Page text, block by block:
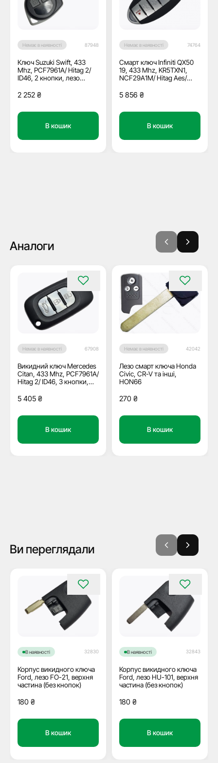
Немає в наявності 87948
Ключ Suzuki Swift, 433
Mhz, PCF7961A/ Hitag 2/
ID46, 2 кнопки, лезо
2 252 ₴
В кошик
Немає в наявності 74764
Смарт ключ Infiniti QX50
19, 433 Mhz, KR5TXN1,
NCF29A1M/ Hitag Aes/
5 856 ₴
В кошик
Аналоги
Немає в наявності 67908
Викидний ключ Mercedes
Citan, 433 Mhz, PCF7961A/
Hitag 2/ ID46, 3 кнопки,
5 405 ₴
В кошик
Немає в наявності 42042
Лезо смарт ключа Honda
Civic, CR-V та інші,
HON66
270 ₴
В кошик
Ви переглядали
В наявності 32830
Корпус викидного ключа
Ford, лезо FO-21, верхня
частина (без кнопок)
180 ₴
В кошик
В наявності 32843
Корпус викидного ключа
Ford, лезо HU-101, верхня
частина (без кнопок)
180 ₴
В кошик